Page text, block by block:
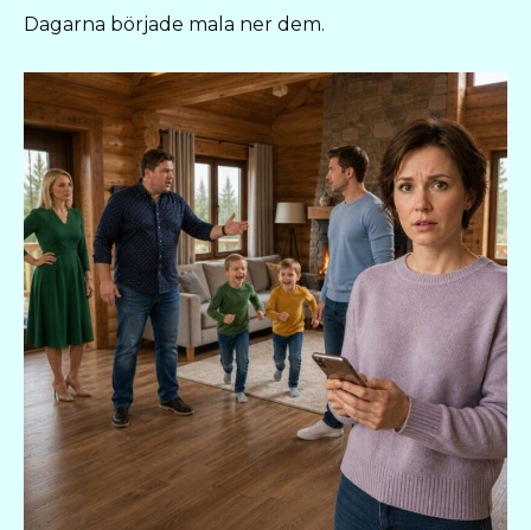
Dagarna började mala ner dem.